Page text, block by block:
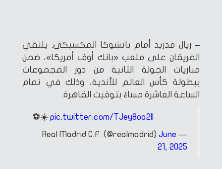
– ريال مدريد أمام باتشوكا المكسيكي: يلتقي
الفريقان على ملعب «بانك أوف أمريكا»، ضمن
مباريات الجولة الثانية من دور المجموعات
ببطولة كأس العالم للأندية، وذلك في تمام
الساعة العاشرة مساءً بتوقيت القاهرة.
⚽☀️ pic.twitter.com/TJey8oa2II
— Real Madrid C.F. (@realmadrid)
June
21, 2025